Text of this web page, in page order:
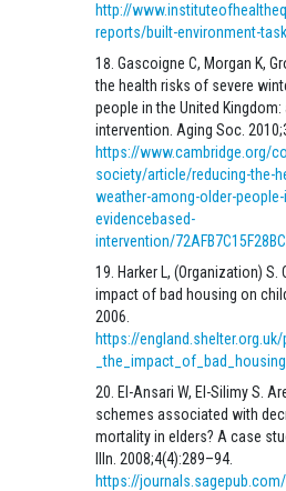
http://
reports/built-environment-
Gascoigne C, Morgan K,
the health risks of severe
people in the United
intervention. Aging Soc.
https://www.cambridge.org/
society/article/reducing-the-
weather-among-older-
evidencebased-
intervention/
Harker L, (Organization)
impact of bad housing on
2006.
https://
El-Ansari W, El-Silimy S.
schemes associated with
mortality in elders? A case
Illn. 2008;4(4):289–94.
https://